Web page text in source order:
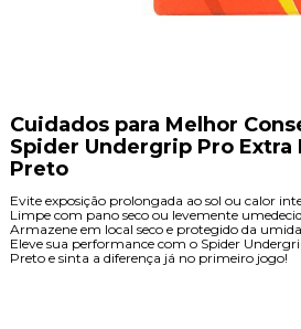
Cuidados para Melhor
Spider Undergrip Pro Extra
Preto
Evite exposição prolongada ao sol ou calor
Limpe com pano seco ou levemente
Armazene em local seco e protegido da
Eleve sua performance com o Spider
Preto e sinta a diferença já no primeiro jogo!